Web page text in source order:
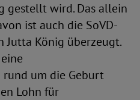
gestellt wird. Das allein
ist auch die SoVD-
Jutta König überzeugt.
um die Geburt
Lohn für